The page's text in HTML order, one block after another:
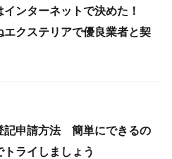
インターネットで決めた！
エクステリアで優良業者と契
記申請方法 簡単にできるの
ライしましょう